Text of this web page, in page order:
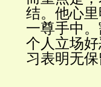
结。他心
一尊手中
个人立场
习表明无